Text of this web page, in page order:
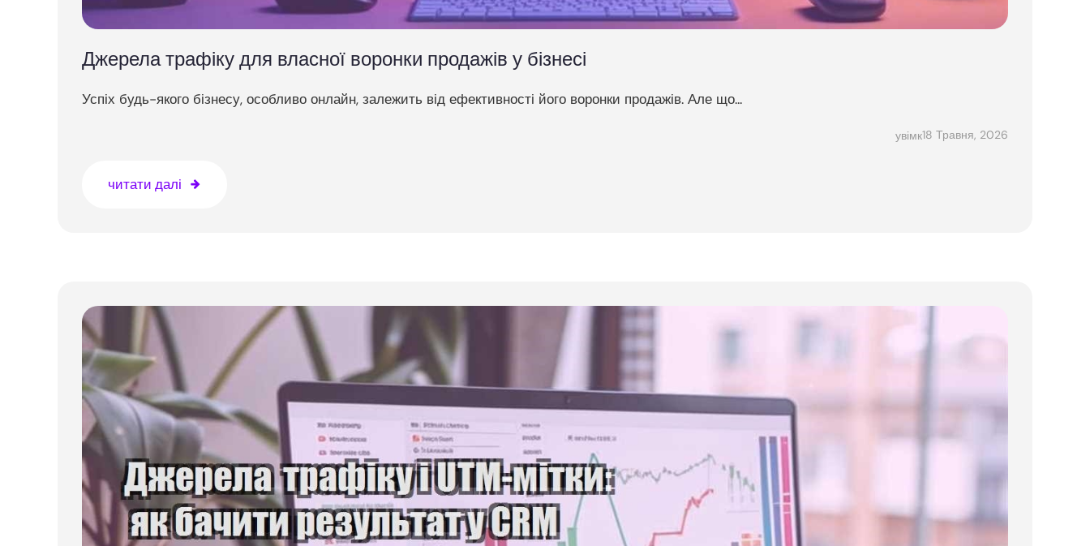
Джерела трафіку для власної воронки продажів у бізнесі
Успіх будь-якого бізнесу, особливо онлайн, залежить від ефективності його воронки продажів. Але що...
увімк18 Травня, 2026
читати далі